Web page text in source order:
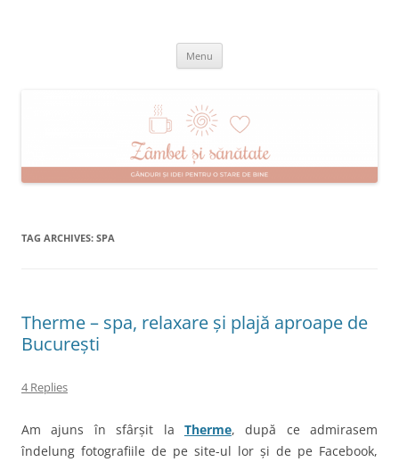
Menu
TAG ARCHIVES: SPA
Therme – spa, relaxare și plajă aproape de
București
4 Replies
Am ajuns în sfârșit la Therme, după ce admirasem
îndelung fotografiile de pe site-ul lor și de pe Facebook,